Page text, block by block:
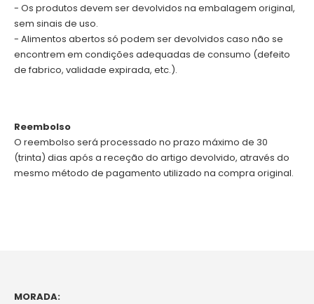
- Os produtos devem ser devolvidos na embalagem original,
sem sinais de uso.
- Alimentos abertos só podem ser devolvidos caso não se
encontrem em condições adequadas de consumo (defeito
de fabrico, validade expirada, etc.).
Reembolso
O reembolso será processado no prazo máximo de 30
(trinta) dias após a receção do artigo devolvido, através do
mesmo método de pagamento utilizado na compra original.
MORADA: